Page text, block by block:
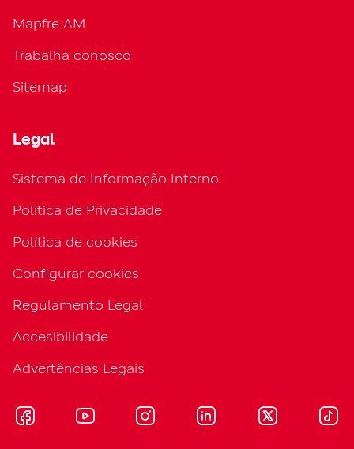
Mapfre AM
Trabalha conosco
Sitemap
Legal
Sistema de Informação Interno
Política de Privacidade
Política de cookies
Configurar cookies
Regulamento Legal
Accesibilidade
Advertências Legais